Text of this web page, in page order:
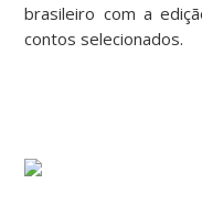
brasileiro com a
contos selecionados.